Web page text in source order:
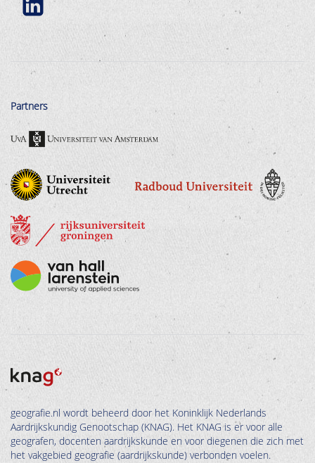
Partners
geografie.nl wordt beheerd door het Koninklijk Nederlands
Aardrijkskundig Genootschap (KNAG). Het KNAG is er voor alle
geografen, docenten aardrijkskunde en voor diegenen die zich met
het vakgebied geografie (aardrijkskunde) verbonden voelen.